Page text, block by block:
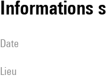
informations
date
lieu